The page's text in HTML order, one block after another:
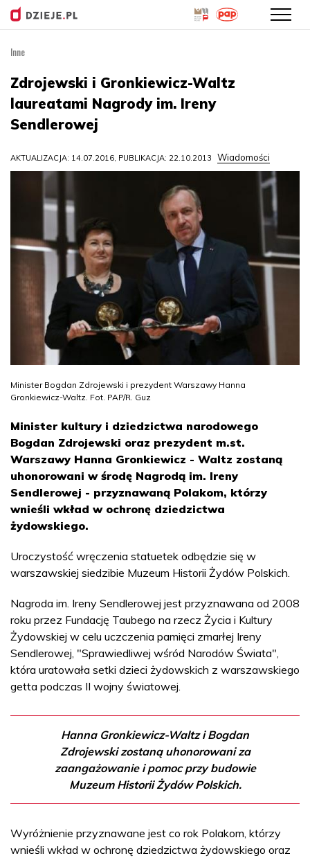
treści
Inne
Zdrojewski i Gronkiewicz-Waltz
laureatami Nagrody im. Ireny
Sendlerowej
AKTUALIZACJA: 14.07.2016, PUBLIKACJA: 22.10.2013 Wiadomości
Minister Bogdan Zdrojewski i prezydent Warszawy Hanna
Gronkiewicz-Waltz. Fot. PAP/R. Guz
Minister kultury i dziedzictwa narodowego
Bogdan Zdrojewski oraz prezydent m.st.
Warszawy Hanna Gronkiewicz - Waltz zostaną
uhonorowani w środę Nagrodą im. Ireny
Sendlerowej - przyznawaną Polakom, którzy
wnieśli wkład w ochronę dziedzictwa
żydowskiego.
Uroczystość wręczenia statuetek odbędzie się w
warszawskiej siedzibie Muzeum Historii Żydów Polskich.
Nagroda im. Ireny Sendlerowej jest przyznawana od 2008
roku przez Fundację Taubego na rzecz Życia i Kultury
Żydowskiej w celu uczczenia pamięci zmarłej Ireny
Sendlerowej, "Sprawiedliwej wśród Narodów Świata",
która uratowała setki dzieci żydowskich z warszawskiego
getta podczas II wojny światowej.
Hanna Gronkiewicz-Waltz i Bogdan
Zdrojewski zostaną uhonorowani za
zaangażowanie i pomoc przy budowie
Muzeum Historii Żydów Polskich.
Wyróżnienie przyznawane jest co rok Polakom, którzy
wnieśli wkład w ochronę dziedzictwa żydowskiego oraz